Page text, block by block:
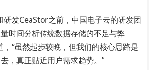
研发CeaStor之前，中国电子云的研发团
时间分析传统数据存储的不足与弊
，“虽然起步较晚，但我们的核心思路是
，真正贴近用户需求趋势。”